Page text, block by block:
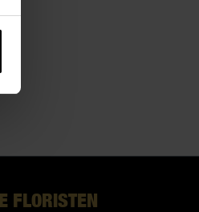
FLORISTEN